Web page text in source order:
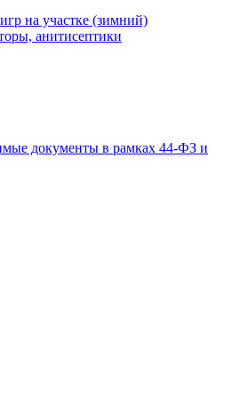
на участке (зимний)
анитисептики
документы в рамках 44-ФЗ и